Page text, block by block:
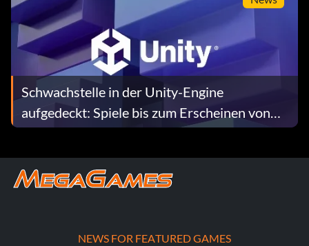
Schwachstelle in der Unity-Engine
aufgedeckt: Spiele bis zum Erscheinen von
Patches von der Liste genommen
NEWS FOR FEATURED GAMES